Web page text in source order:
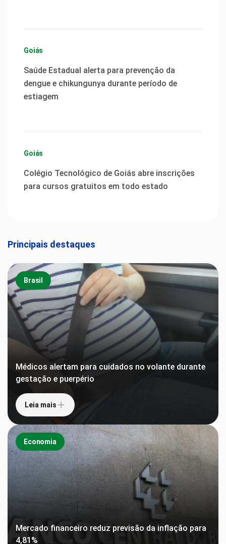
Goiás
Saúde Estadual alerta para prevenção da
dengue e chikungunya durante período de
estiagem
Goiás
Colégio Tecnológico de Goiás abre inscrições
para cursos gratuitos em todo estado
Principais destaques
Brasil
Médicos alertam para cuidados no volante durante
gestação e puerpério
Leia mais
Economia
Mercado financeiro reduz previsão da inflação para
4,81%